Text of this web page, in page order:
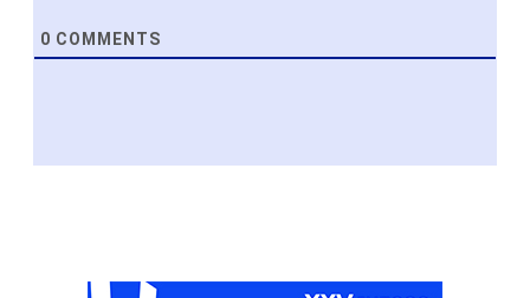
0 COMMENTS